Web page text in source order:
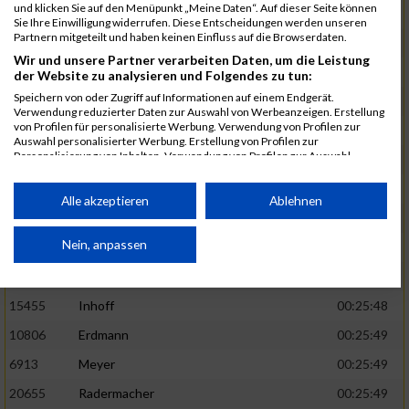
5888 Regneri
00:25:41
8971
Bien
00:25:42
1582
Funken
00:25:42
12220
Cosma
9678
Exner
00:25:43
11817
Schmaul-Klaibee
00:25:45
9610
Linß
00:25:47
Wehmeier
15455
Inhoff
00:25:48
10806
Erdmann
00:25:49
6913
Meyer
00:25:49
20655
Radermacher
00:25:49
und klicken Sie auf den Menüpunkt „Meine Daten“. Auf dieser Seite können
Sie Ihre Einwilligung widerrufen. Diese Entscheidungen werden unseren
Partnern mitgeteilt und haben keinen Einfluss auf die Browserdaten.
Wir und unsere Partner verarbeiten Daten, um die Leistung
der Website zu analysieren und Folgendes zu tun:
Speichern von oder Zugriff auf Informationen auf einem Endgerät.
Verwendung reduzierter Daten zur Auswahl von Werbeanzeigen. Erstellung
von Profilen für personalisierte Werbung. Verwendung von Profilen zur
Auswahl personalisierter Werbung. Erstellung von Profilen zur
Personalisierung von Inhalten. Verwendung von Profilen zur Auswahl
Performance von Inhalten. Analyse von Zielgruppen durch Statistiken oder
Kombinationen von Daten aus verschiedenen Quellen. Entwicklung und
von Inhalten.
Daten können außerhalb der Europäischen Union weitergegeben und in die
Wir nutzen Ihre Daten für folgende Zwecke:
Alle akzeptieren Ablehnen
Nein, anpassen